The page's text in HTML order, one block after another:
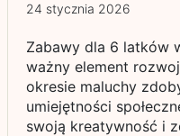
24 stycznia 2026
Zabawy dla 6 latków
ważny element
okresie maluchy
umiejętności
swoją kreatywność i